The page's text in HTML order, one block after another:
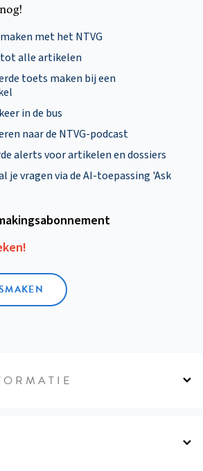
met het NTVG
alle artikelen
toets maken bij een
in de bus
naar de NTVG-podcast
alerts voor artikelen en dossiers
je vragen via de AI-toepassing 'Ask